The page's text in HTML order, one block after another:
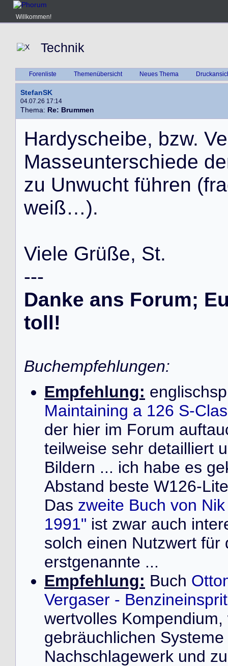
Willkommen!
Technik
Forenliste Themenübersicht Neues Thema
StefanSK
04.07.26 17:14
Thema: Re: Brummen
Hardyscheibe, bzw. Ve
Masseunterschiede de
zu Unwucht führen (fra
weiß…).
Viele Grüße, St.
---
Danke ans Forum;
toll!
Buchempfehlungen:
Empfehlung:
Maintaining a 126 S-
der hier im Forum
teilweise sehr detailliert
Bildern ... ich habe es
Abstand beste W126-
Das zweite Buch von
1991" ist zwar auch
solch einen Nutzwert
erstgenannte ...
Empfehlung: Buch
Vergaser -
wertvolles
gebräuchlichen
Nachschlagewerk und